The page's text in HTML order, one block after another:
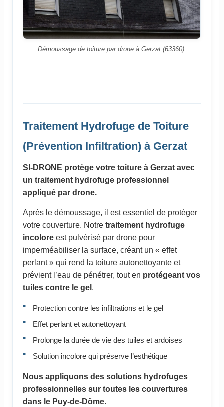
Démoussage de toiture par drone à Gerzat (63360).
Traitement Hydrofuge de Toiture
(Prévention Infiltration) à Gerzat
SI-DRONE protège votre toiture à Gerzat avec
un traitement hydrofuge professionnel
appliqué par drone.
Après le démoussage, il est essentiel de protéger
votre couverture. Notre traitement hydrofuge
incoloreest pulvérisé par drone pour
imperméabiliser la surface, créant un « effet
perlant » qui rend la toiture autonettoyante et
prévient l’eau de pénétrer, tout en protégeant vos
tuiles contre le gel .
Protection contre les infiltrations et le gel
Effet perlant et autonettoyant
Prolonge la durée de vie des tuiles et ardoises
Solution incolore qui préserve l’esthétique
Nous appliquons des solutions hydrofuges
professionnelles sur toutes les couvertures
dans le Puy-de-Dôme.